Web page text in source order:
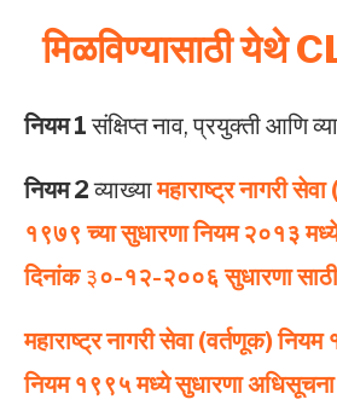
मिळविण्यासाठी येथे
नियम 1संक्षिप्त नाव, प्रयुक्ती आणि
नियम 2व्याख्यामहाराष्ट्र नागरी
१९७९ च्या सुधारणा नियम २०१३
दिनांक ३०-१२-२००६ सुधारणा
महाराष्ट्र नागरी सेवा (वर्तणूक)
नियम १९९५ मध्ये सुधारणा अधिसूचना